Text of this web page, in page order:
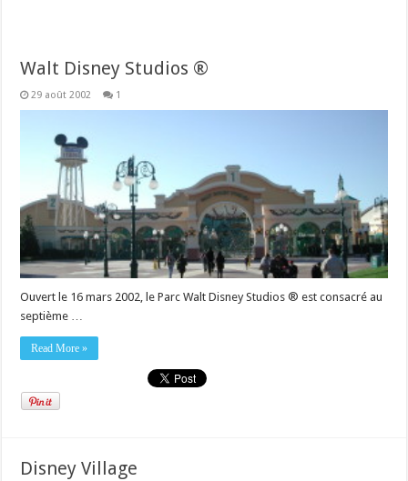
Walt Disney Studios ®
29 août 2002 1
Ouvert le 16 mars 2002, le Parc Walt Disney Studios ® est consacré au
septième …
Read More »
Disney Village